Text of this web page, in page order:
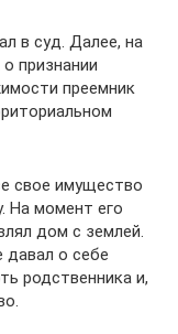
в суд. Далее, на
признании
преемник
свое имущество
На момент его
дом с землей.
давал о себе
родственника и,